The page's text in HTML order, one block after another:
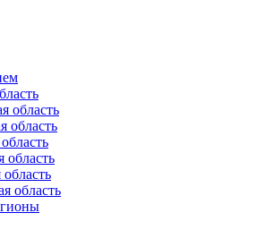
область
область
область
область